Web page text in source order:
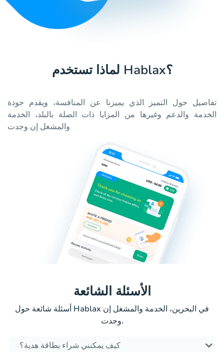
لماذا تستخدم Hablax؟
تفاصيل حول التميز الذي يميزنا عن المنافسة، ويقدم جودة
الخدمة والدعم وغيرها من المزايا ذات الصلة بالبلد، الخدمة
والمشغل إن وجدت
الأسئلة الشائعة
أسئلة شائعة حول Hablax في البحرين، الخدمة والمشغل إن
وجدت.
كيف يمكنني شراء بطاقة هدية؟